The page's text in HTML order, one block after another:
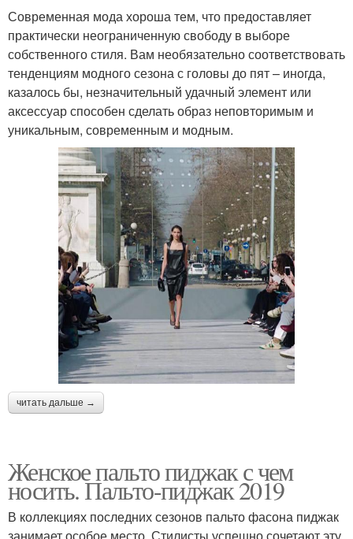
Современная мода хороша тем, что предоставляет
практически неограниченную свободу в выборе
собственного стиля. Вам необязательно соответствовать
тенденциям модного сезона с головы до пят – иногда,
казалось бы, незначительный удачный элемент или
аксессуар способен сделать образ неповторимым и
уникальным, современным и модным.
читать дальше →
Женское пальто пиджак с чем
носить. Пальто-пиджак 2019
В коллекциях последних сезонов пальто фасона пиджак